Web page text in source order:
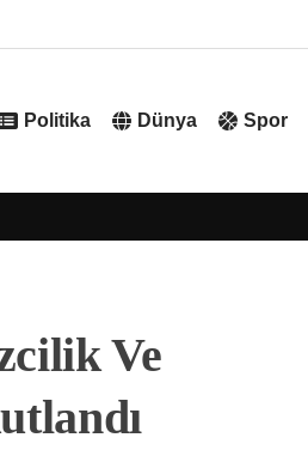
Politika Dünya Spor
Ve